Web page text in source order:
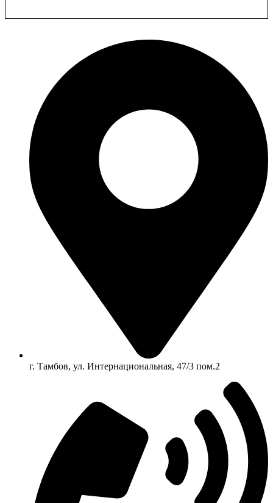
г. Тамбов, ул. Интернациональная, 47/3 пом.2